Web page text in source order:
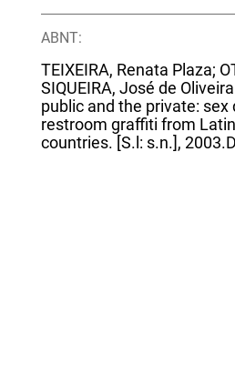
ABNT:
TEIXEIRA, Renata Plaza;
SIQUEIRA, José de
public and the private: sex
restroom graffiti from
countries. [S.l: s.n.],